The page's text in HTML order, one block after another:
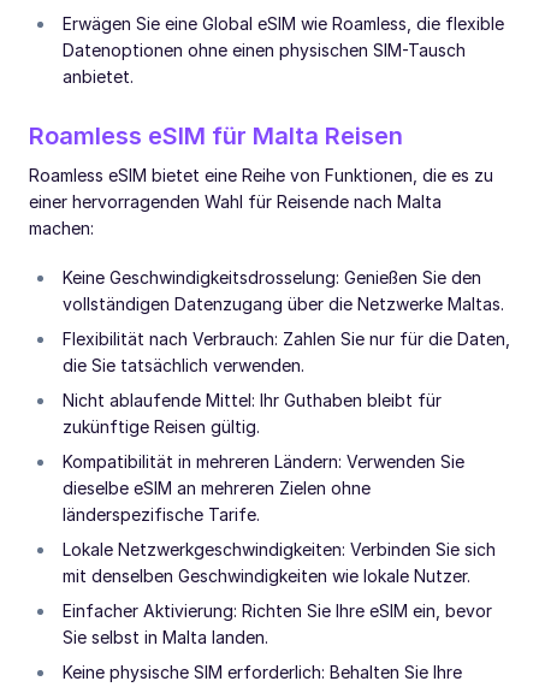
Erwägen Sie eine Global eSIM wie Roamless, die flexible
Datenoptionen ohne einen physischen SIM-Tausch
anbietet.
Roamless eSIM für Malta Reisen
Roamless eSIM bietet eine Reihe von Funktionen, die es zu
einer hervorragenden Wahl für Reisende nach Malta
machen:
Keine Geschwindigkeitsdrosselung: Genießen Sie den
vollständigen Datenzugang über die Netzwerke Maltas.
Flexibilität nach Verbrauch: Zahlen Sie nur für die Daten,
die Sie tatsächlich verwenden.
Nicht ablaufende Mittel: Ihr Guthaben bleibt für
zukünftige Reisen gültig.
Kompatibilität in mehreren Ländern: Verwenden Sie
dieselbe eSIM an mehreren Zielen ohne
länderspezifische Tarife.
Lokale Netzwerkgeschwindigkeiten: Verbinden Sie sich
mit denselben Geschwindigkeiten wie lokale Nutzer.
Einfacher Aktivierung: Richten Sie Ihre eSIM ein, bevor
Sie selbst in Malta landen.
Keine physische SIM erforderlich: Behalten Sie Ihre